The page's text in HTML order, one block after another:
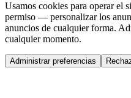
Usamos cookies para operar
permiso — personalizar los
anuncios de cualquier forma.
cualquier momento.
Administrar preferencias